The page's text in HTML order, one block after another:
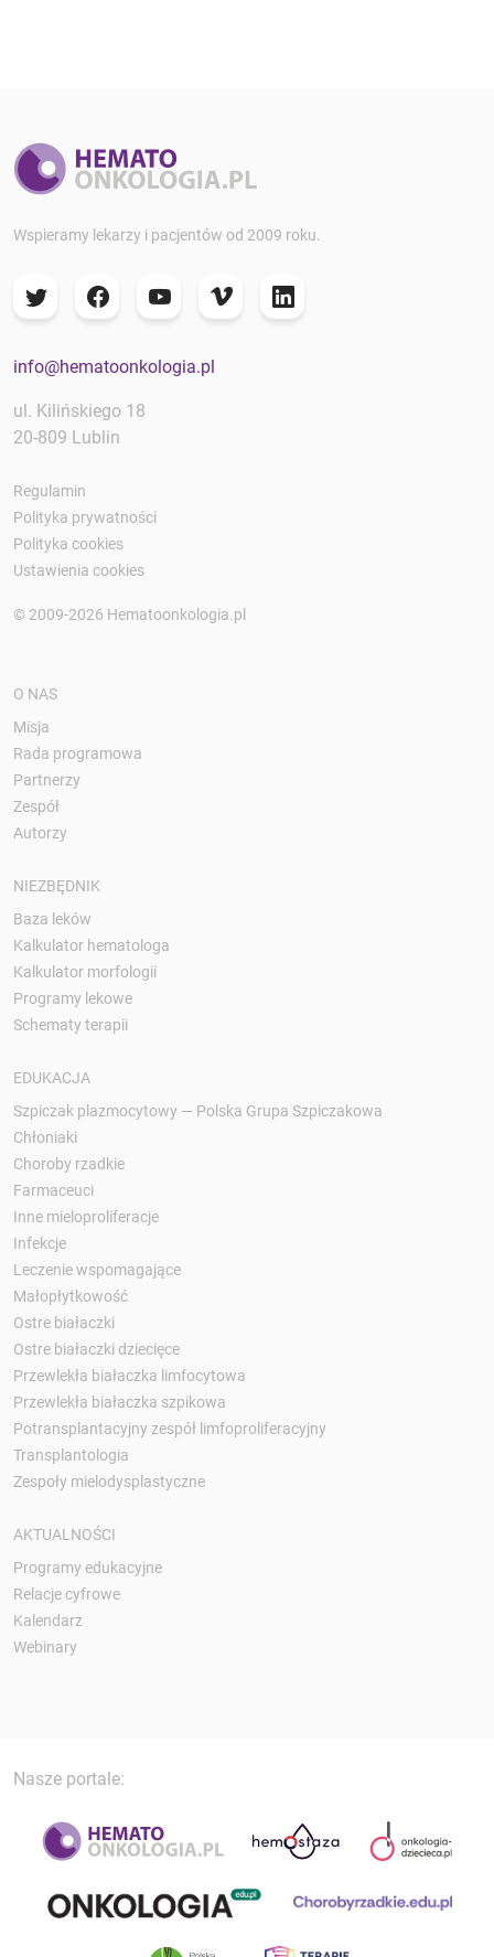
Wspieramy lekarzy i pacjentów od 2009 roku.
info@hematoonkologia.pl
ul. Kilińskiego 18
20-809 Lublin
Regulamin
Polityka prywatności
Polityka cookies
Ustawienia cookies
© 2009-2026 Hematoonkologia.pl
O NAS
Misja
Rada programowa
Partnerzy
Zespół
Autorzy
NIEZBĘDNIK
Baza leków
Kalkulator hematologa
Kalkulator morfologii
Programy lekowe
Schematy terapii
EDUKACJA
Szpiczak plazmocytowy — Polska Grupa Szpiczakowa
Chłoniaki
Choroby rzadkie
Farmaceuci
Inne mieloproliferacje
Infekcje
Leczenie wspomagające
Małopłytkowość
Ostre białaczki
Ostre białaczki dziecięce
Przewlekła białaczka limfocytowa
Przewlekła białaczka szpikowa
Potransplantacyjny zespół limfoproliferacyjny
Transplantologia
Zespoły mielodysplastyczne
AKTUALNOŚCI
Programy edukacyjne
Relacje cyfrowe
Kalendarz
Webinary
Nasze portale: